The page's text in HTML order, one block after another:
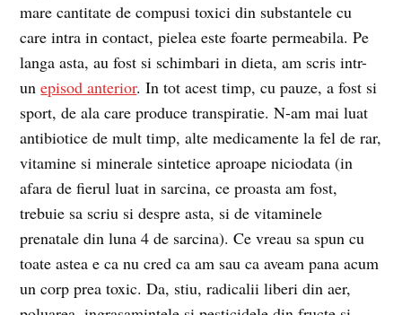
mare cantitate de compusi toxici din substantele cu
care intra in contact, pielea este foarte permeabila. Pe
langa asta, au fost si schimbari in dieta, am scris intr-
unepisod anterior. In tot acest timp, cu pauze, a fost si
sport, de ala care produce transpiratie. N-am mai luat
antibiotice de mult timp, alte medicamente la fel de rar,
vitamine si minerale sintetice aproape niciodata (in
afara de fierul luat in sarcina, ce proasta am fost,
trebuie sa scriu si despre asta, si de vitaminele
prenatale din luna 4 de sarcina). Ce vreau sa spun cu
toate astea e ca nu cred ca am sau ca aveam pana acum
un corp prea toxic. Da, stiu, radicalii liberi din aer,